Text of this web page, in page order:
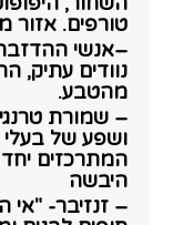
טורפים.
–אנשי
נוודים עתיק,
מהטבע.
– שמורת
ושפע של בעלי
המתרכזים
היבשה
– זנזיבר- "אי